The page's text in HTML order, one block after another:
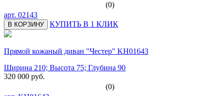
(0)
арт. 02143
В КОРЗИНУ КУПИТЬ В 1 КЛИК
Прямой кожаный диван "Честер" KH01643
Ширина 210; Высота 75; Глубина 90
320 000 руб.
(0)